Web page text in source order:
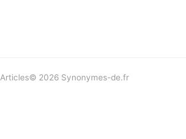
Articles© 2026 Synonymes-de.fr